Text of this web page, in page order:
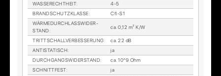
WAS­SE­RECHT­HEIT:
4-5
BRAND­SCHUTZ­KLAS­SE:
Cfl-S1
WÄR­ME­DURCH­LASS­WI­DER­
STAND:
ca. 0,12 m² K/W
TRITT­SCHALL­VER­BES­SE­RUNG:
ca. 22 dB
AN­TI­STA­TISCH:
ja
DURCH­GANGS­WI­DER­STAND:
ca. 10^9 Ohm
SCHNITT­FEST: ja